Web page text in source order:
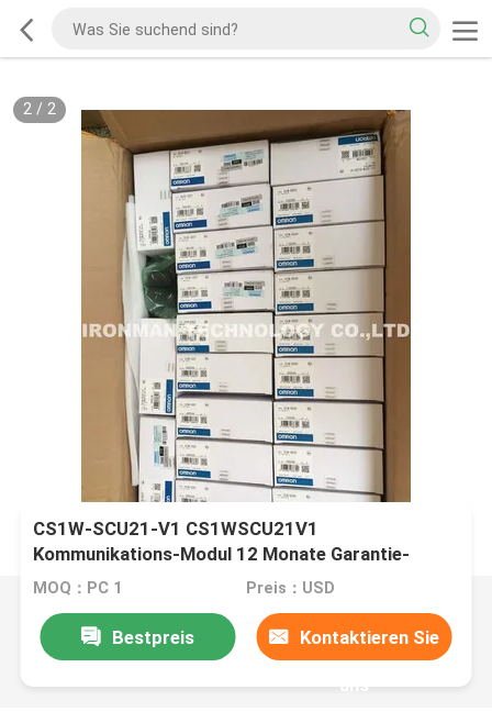
2/ 2
CS1W-SCU21-V1 CS1WSCU21V1
Kommunikations-Modul 12 Monate Garantie-
MOQ：PC 1 Preis：USD
Bestpreis Kontaktieren Sie
uns